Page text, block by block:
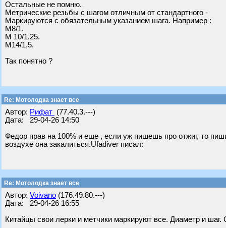
Остальные не помню.
Метрические резьбы с шагом отличным от стандартного -
Маркируются с обязательным указанием шага. Например :
М8/1.
М 10/1,25.
М14/1,5.
Так понятно ?
Re: Мотолодка знает все
Автор: Рифат (77.40.3.---)
Дата: 29-04-26 14:50
Федор прав на 100% и еще , если уж пишешь про отжиг, то
воздухе она закалиться.Ufadiver писал:
Re: Мотолодка знает все
Автор: Voivano (176.49.80.---)
Дата: 29-04-26 16:55
Китайцы свои лерки и метчики маркируют все. Диаметр и